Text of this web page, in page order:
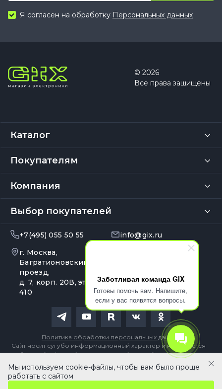
Заботливая команда GIX
Готовы помочь вам. Напишите,
если у вас появятся вопросы.
Я согласен на обработку Персональных данных
© 2026
Все права защищены
Каталог
Покупателям
Компания
Выбор покупателей
+7(495) 055 50 55
info@gix.ru
г. Москва,
Багратионовский
проезд,
д. 7, корп. 20В, эт. 4, оф.
410
Сайт носит сугубо информационный характер и не является
публичной офертой, определяемой Статьей 437 (2) ГК РФ
Политика обработки персональных данных
2 990 ₽ В корзину
Мы используем cookie-файлы, чтобы вам было проще
работать с сайтом